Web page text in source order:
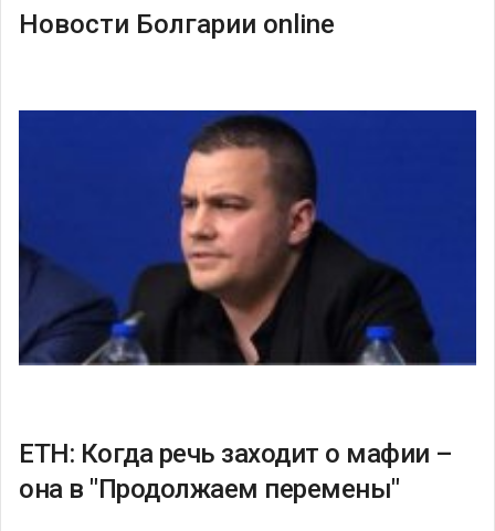
Новости Болгарии online
ЕТН: Когда речь заходит о мафии –
она в "Продолжаем перемены"